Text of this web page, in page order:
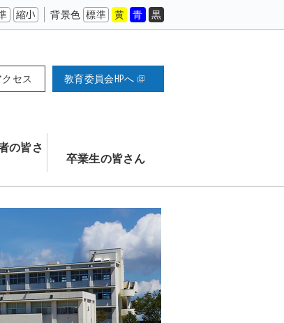
縮小 背景色 標準 黄 青 黒
クセス 教育委員会HPへ
の皆さ
卒業生の皆さん